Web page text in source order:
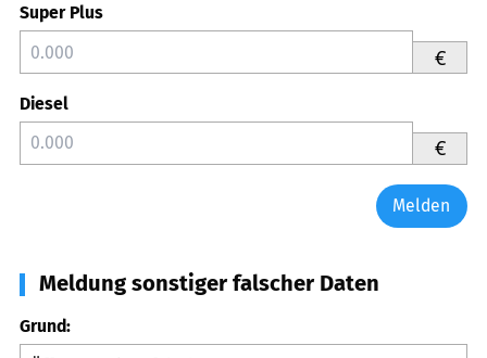
Super Plus
€
Diesel
€
Melden
Meldung sonstiger falscher Daten
Grund: